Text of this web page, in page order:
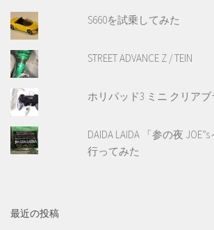
S660を試乗してみた
STREET ADVANCE Z / TEIN
ホリパッド3 ミニ クリアブ
DAIDA LAIDA 「参の夜
行ってみた
最近の投稿